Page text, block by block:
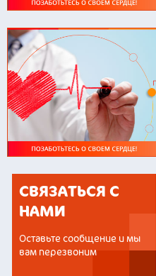
СВЯЗАТЬСЯ С
НАМИ
Оставьте сообщение и мы
вам перезвоним